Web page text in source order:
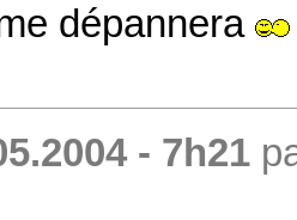
dépannera
- 7h21